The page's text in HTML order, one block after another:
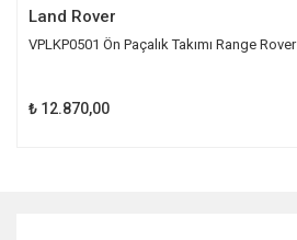
Land Rover
VPLKP0501 Ön Paçalık Takımı Range Rover
₺ 12.870,00